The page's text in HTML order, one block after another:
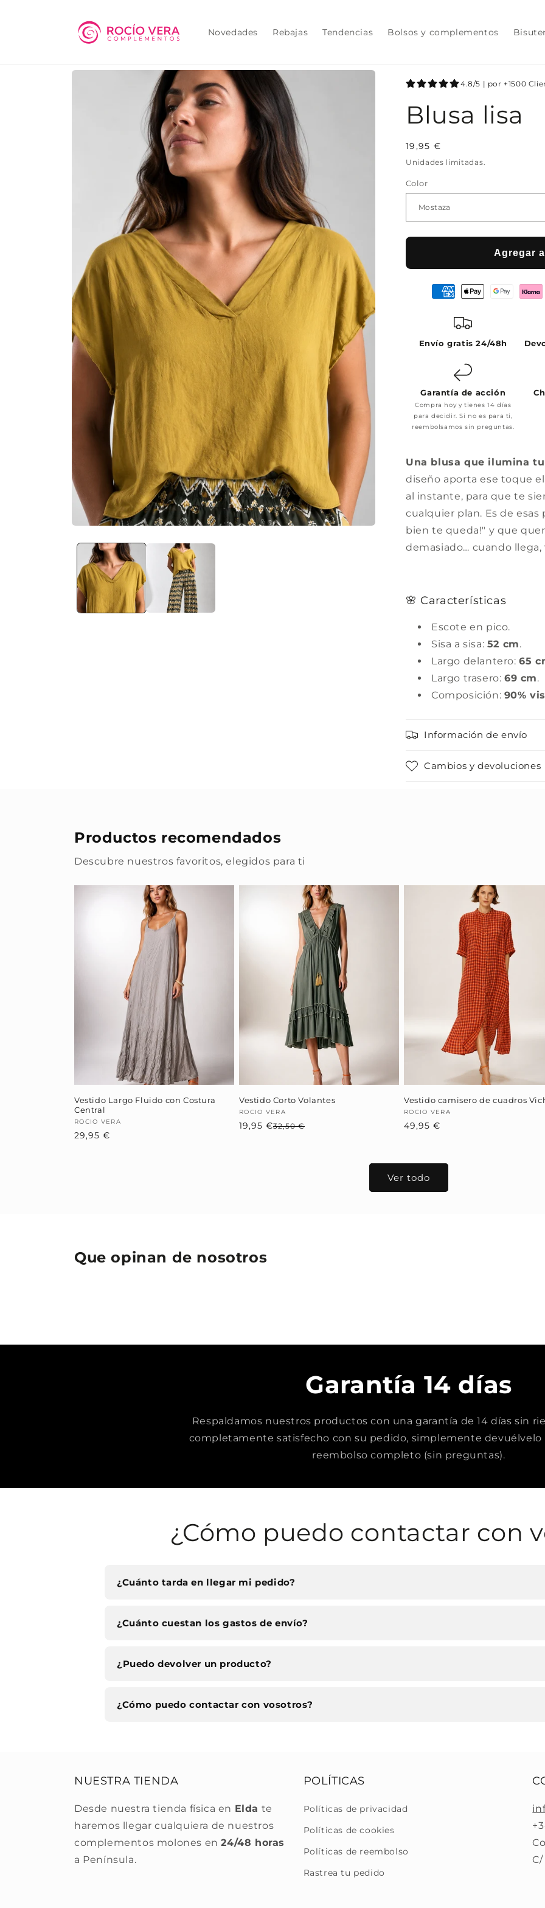
Novedades Rebajas Tendencias Bolsos y complementos
directamente
4.8/5 | por +1500
Blusa lisa
Precio
habitual
19,95 €
Unidades limitadas.
Color
Agregar
Envío gratis 24/48h
Garantía de acción
Compra hoy y tienes 14 días
para decidir. Si no es para ti,
reembolsamos sin preguntas.
Una blusa que ilumina
diseño aporta ese toque
al instante, para que te
cualquier plan. Es de
bien te queda!" y que
demasiado… cuando llega,
🌸 Características
Escote en pico.
Sisa a sisa: 52 cm.
Largo delantero:65
Largo trasero: 69 cm.
Composición: 90%
Información de envío
Cambios y devoluciones
Productos recomendados
Descubre nuestros favoritos, elegidos para ti
Vestido Largo Fluido con Costura
Central
Proveedor:
ROCIO VERA
Precio
29,95 €
Vestido Corto Volantes
Proveedor:
ROCIO VERA
32,50 €
19,95 €
Vestido camisero de cuadros
Proveedor:
ROCIO VERA
Precio
49,95 €
Ver todo
Que opinan de nosotros
Garantía 14 días
Respaldamos nuestros productos con una garantía de 14 días sin
completamente satisfecho con su pedido, simplemente devuélvelo
reembolso completo (sin preguntas).
¿Cómo puedo contactar con
¿Cuánto tarda en llegar mi pedido?
¿Cuánto cuestan los gastos de envío?
¿Puedo devolver un producto?
¿Cómo puedo contactar con vosotros?
NUESTRA TIENDA
Desde nuestra tienda física en Elda te
haremos llegar cualquiera de nuestros
complementos molones en24/48 horas
a Península.
POLÍTICAS
Políticas de privacidad
Políticas de cookies
Políticas de reembolso
Rastrea tu pedido